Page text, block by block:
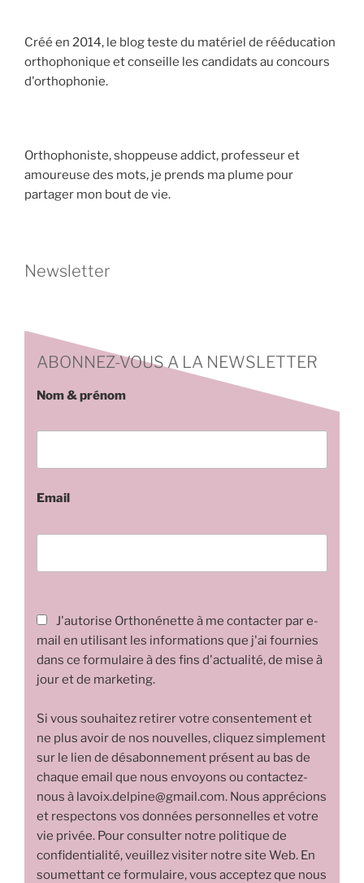
Créé en 2014, le blog teste du matériel de rééducation
orthophonique et conseille les candidats au concours
d'orthophonie.
Orthophoniste, shoppeuse addict, professeur et
amoureuse des mots, je prends ma plume pour
partager mon bout de vie.
Newsletter
ABONNEZ-VOUS A LA NEWSLETTER
Nom & prénom
Email
J'autorise Orthonénette à me contacter par e-
mail en utilisant les informations que j'ai fournies
dans ce formulaire à des fins d'actualité, de mise à
jour et de marketing.
Si vous souhaitez retirer votre consentement et
ne plus avoir de nos nouvelles, cliquez simplement
sur le lien de désabonnement présent au bas de
chaque email que nous envoyons ou contactez-
nous à lavoix.delpine@gmail.com. Nous apprécions
et respectons vos données personnelles et votre
vie privée. Pour consulter notre politique de
confidentialité, veuillez visiter notre site Web. En
soumettant ce formulaire, vous acceptez que nous